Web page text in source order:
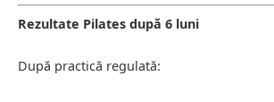
Rezultate Pilates după 6 luni
După practică regulată: